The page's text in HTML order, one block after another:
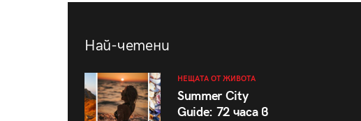
Най-четени
НЕЩАТА ОТ ЖИВОТА
Summer City
Guide: 72 часа в